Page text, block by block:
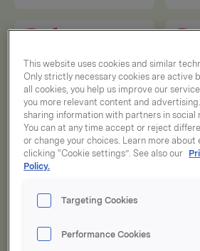
Pepperoni Spesial
This website uses cookies and similar
Only strictly necessary cookies are active
all cookies, you help us improve our
you more relevant content and
sharing information with partners in social
You can at any time accept or reject
or change your choices. Learn more about
clicking “Cookie settings”. See also our
Policy.
Targeting Cookies
Performance Cookies